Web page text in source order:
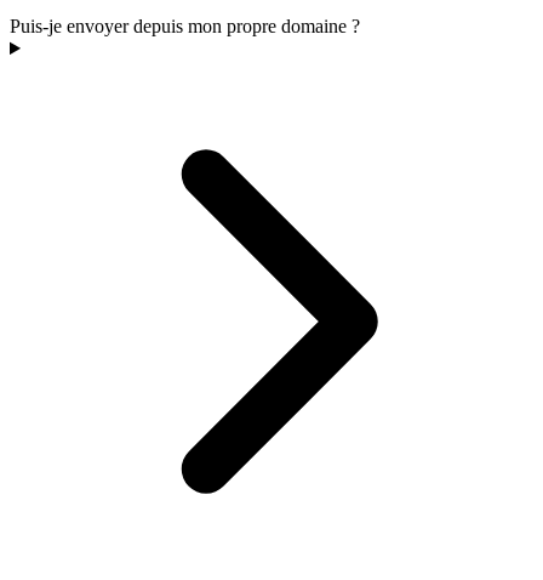
Puis-je envoyer depuis mon propre domaine ?